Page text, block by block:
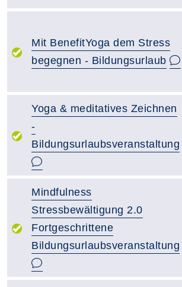
Mit BenefitYoga dem Stress
begegnen - Bildungsurlaub
Yoga & meditatives Zeichnen
-
Bildungsurlaubsveranstaltung
Mindfulness
Stressbewältigung 2.0
Fortgeschrittene
Bildungsurlaubsveranstaltung